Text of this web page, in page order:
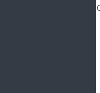
financeiras